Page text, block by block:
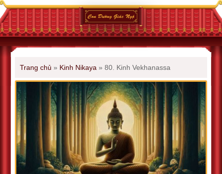
Trang chủ » Kinh Nikaya » 80. Kinh Vekhanassa